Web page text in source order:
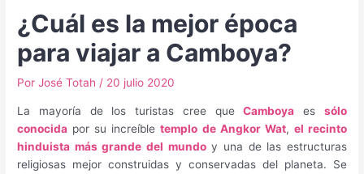
¿Cuál es la mejor época
para viajar a Camboya?
PorJosé Totah/ 20 julio 2020
La mayoría de los turistas cree queCamboya es sólo
conocida por su increíbletemplo de Angkor Wat, el recinto
hinduista más grande del mundoy una de las estructuras
religiosas mejor construidas y conservadas del planeta. Se